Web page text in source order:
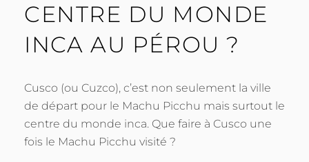
CENTRE DU MONDE
INCA AU PÉROU ?
Cusco (ou Cuzco), c’est non seulement la ville
de départ pour le Machu Picchu mais surtout le
centre du monde inca. Que faire à Cusco une
fois le Machu Picchu visité ?